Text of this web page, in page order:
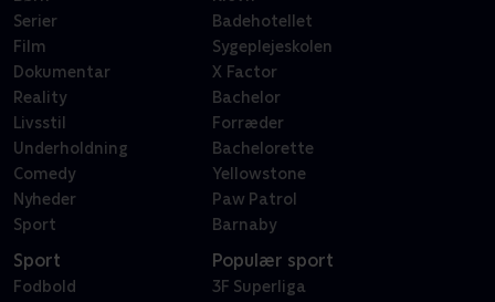
Serier
Film
Dokumentar
Reality
Livsstil
Underholdning
Comedy
Nyheder
Sport
Badehotellet
Sygeplejeskolen
X Factor
Bachelor
Forræder
Bachelorette
Yellowstone
Paw Patrol
Barnaby
Sport
Fodbold
Populær sport
3F Superliga